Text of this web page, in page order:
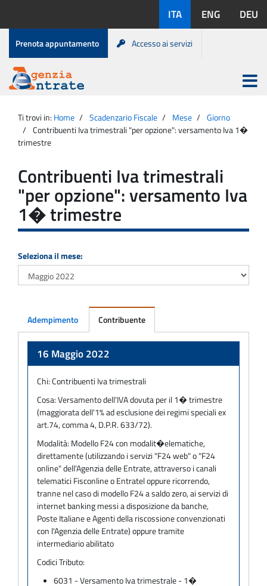
contenuto
disponibili:
ITA ENG DEU
Menu
di
servizio
Prenota appuntamento Accesso ai servizi
Agenzia
Entrate
Apri
menu
principale
Ti trovi in: Home Scadenzario Fiscale Mese
Giorno
Contribuenti Iva trimestrali "per opzione": versamento Iva 1�
trimestre
Contribuenti Iva trimestrali
"per opzione": versamento Iva
1� trimestre
Seleziona il mese:
Adempimento Contribuente
16 Maggio 2022
Chi:Contribuenti Iva trimestrali
Cosa:Versamento dell'IVA dovuta per il 1� trimestre
(maggiorata dell'1% ad esclusione dei regimi speciali ex
art.74, comma 4, D.P.R. 633/72).
Modalità: Modello F24 con modalit�elematiche,
direttamente (utilizzando i servizi "F24 web" o "F24
online" dell'Agenzia delle Entrate, attraverso i canali
telematici Fisconline o Entratel oppure ricorrendo,
tranne nel caso di modello F24 a saldo zero, ai servizi di
internet banking messi a disposizione da banche,
Poste Italiane e Agenti della riscossione convenzionati
con l'Agenzia delle Entrate) oppure tramite
intermediario abilitato
Codici Tributo:
6031 - Versamento Iva trimestrale - 1�